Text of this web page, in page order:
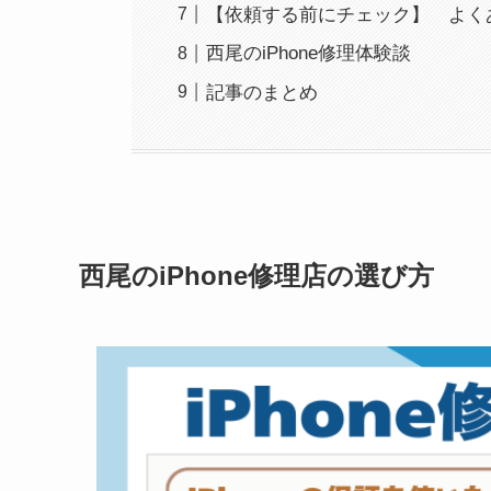
【依頼する前にチェック】 よく
西尾のiPhone修理体験談
記事のまとめ
西尾のiPhone修理店の選び方